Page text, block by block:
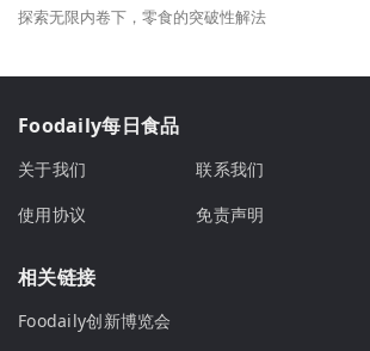
探索无限内卷下，零食的突破性解法
Foodaily每日食品
关于我们 联系我们
使用协议
免责声明
相关链接
Foodaily创新博览会